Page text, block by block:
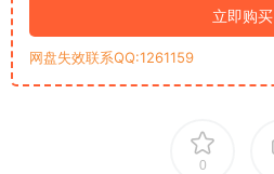
立即购买
网盘失效联系QQ:1261159
0